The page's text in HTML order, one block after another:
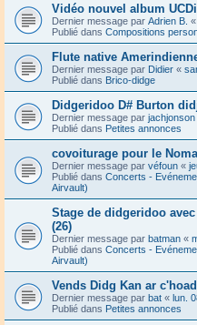
Vidéo nouvel album
Dernier message par Adrien B. «
Publié dans Compositions
Flute native
Dernier message par Didier «
Publié dans Brico-didge
Didgeridoo D# Burton
Dernier message par jachjonson
Publié dans Petites annonces
covoiturage pour le
Dernier message par véfoun «
Publié dans Concerts -
Airvault)
Stage de didgeridoo
(26)
Dernier message par batman «
Publié dans Concerts -
Airvault)
Vends Didg Kan ar c'hoad
Dernier message par bat « lun.
Publié dans Petites annonces